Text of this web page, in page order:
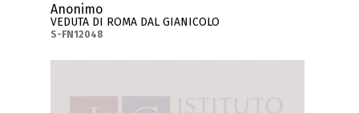
Anonimo
VEDUTA DI ROMA DAL GIANICOLO
S-FN12048